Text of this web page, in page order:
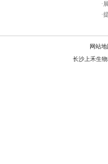
·
·
网站
长沙上禾生物